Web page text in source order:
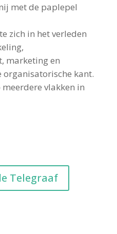
met de paplepel
zich in het verleden
marketing en
kant.
vlakken in
Telegraaf